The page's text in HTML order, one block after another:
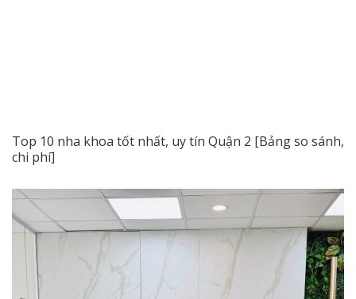
Top 10 nha khoa tốt nhất, uy tín Quận 2 [Bảng so sánh,
chi phí]